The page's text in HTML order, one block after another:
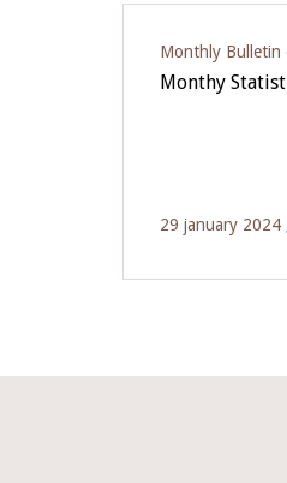
Monthly Bulletin
Monthy
29 january 2024